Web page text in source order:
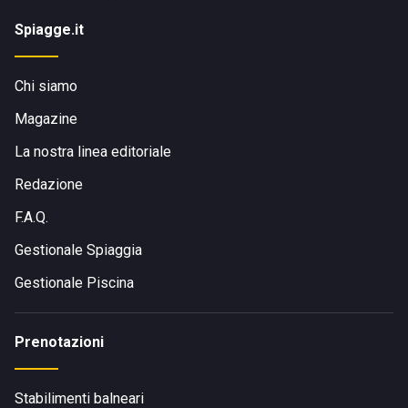
Spiagge.it
Chi siamo
Magazine
La nostra linea editoriale
Redazione
F.A.Q.
Gestionale Spiaggia
Gestionale Piscina
Prenotazioni
Stabilimenti balneari